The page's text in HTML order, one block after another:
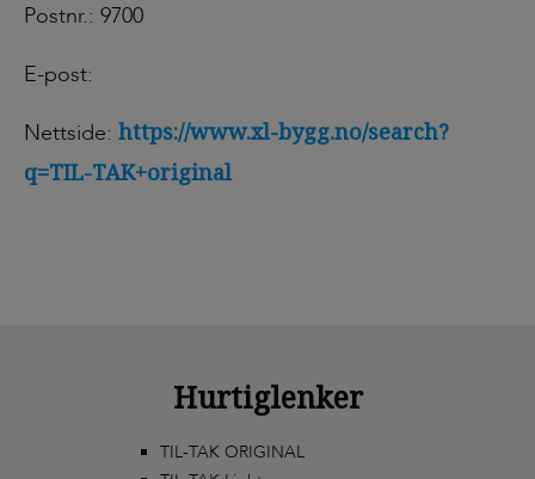
Postnr.: 9700
E-post:
Nettside: https://www.xl-bygg.no/search?
q=TIL-TAK+original
Hurtiglenker
TIL-TAK ORIGINAL